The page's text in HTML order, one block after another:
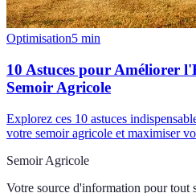
Optimisation5 min
10 Astuces pour Améliorer
Semoir Agricole
Explorez ces 10 astuces
votre semoir agricole et maximiser
Semoir Agricole
Votre source d'information pour tout